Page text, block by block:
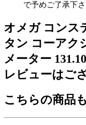
で予めご了承下さ
オメガ コンス
タン コーアク
メーター
レビューはご
こちらの商品